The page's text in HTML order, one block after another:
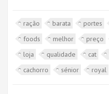
ração barata portes
foods
melhor preço
loja
qualidade cat
cachorro
sénior royal